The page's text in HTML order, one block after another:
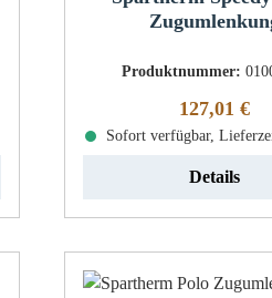
Produktnummer:
Regulärer
127,01 €
Sofort verfügbar,
Details